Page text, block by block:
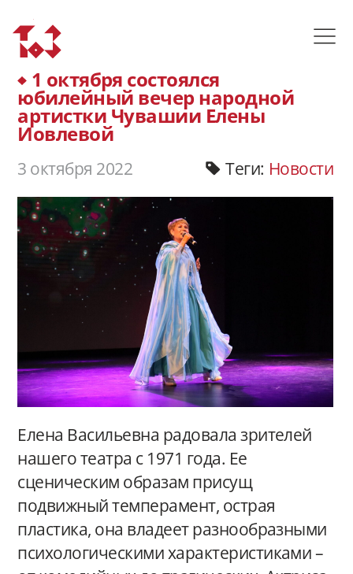
1 октября состоялся
юбилейный вечер народной
артистки Чувашии Елены
Иовлевой
3 октября 2022 Теги: Новости
Елена Васильевна радовала зрителей
нашего театра с 1971 года. Ее
сценическим образам присущ
подвижный темперамент, острая
пластика, она владеет разнообразными
психологическими характеристиками –